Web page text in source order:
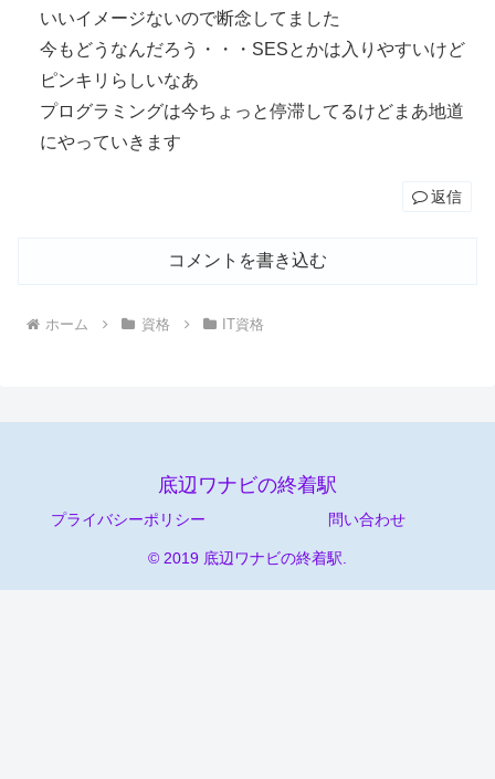
いいイメージないので断念してました
今もどうなんだろう・・・SESとかは入りやすいけど
ピンキリらしいなあ
プログラミングは今ちょっと停滞してるけどまあ地道
にやっていきます
返信
コメントを書き込む
ホーム 資格 IT資格
底辺ワナビの終着駅
プライバシーポリシー 問い合わせ
© 2019 底辺ワナビの終着駅.